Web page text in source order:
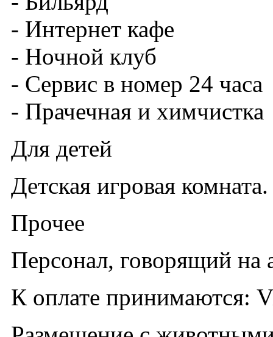
- Интернет кафе
- Ночной клуб
- Сервис в номер 24 часа
- Прачечная и химчистка
Для детей
Детская игровая комната.
Прочее
Персонал, говорящий на
К оплате принимаются: